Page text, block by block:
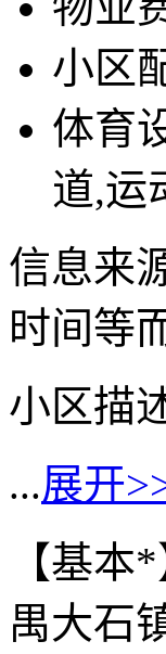
小区
体育
道,运
信息来
时间等
小区描
...展开
【基
禺大石